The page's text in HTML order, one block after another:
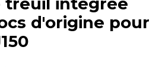
d'origine pour